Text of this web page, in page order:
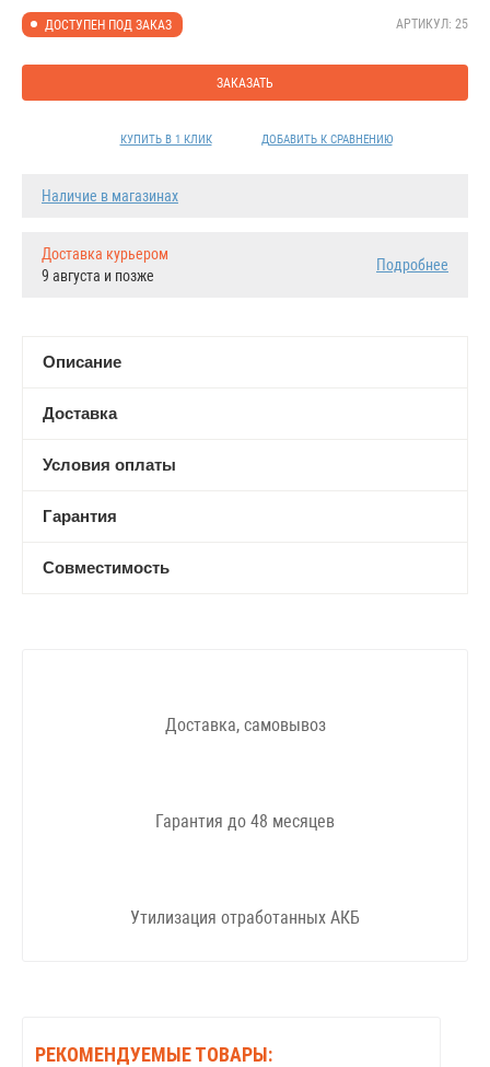
ДОСТУПЕН ПОД ЗАКАЗ АРТИКУЛ: 25
ЗАКАЗАТЬ
КУПИТЬ В 1 КЛИК ДОБАВИТЬ К СРАВНЕНИЮ
Наличие в магазинах
Доставка курьером
9 августа и позже
Подробнее
Описание
Доставка
Условия оплаты
Гарантия
Совместимость
Доставка, самовывоз
Гарантия до 48 месяцев
Утилизация отработанных АКБ
РЕКОМЕНДУЕМЫЕ ТОВАРЫ: